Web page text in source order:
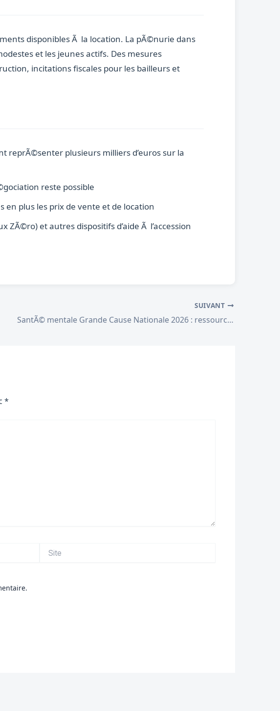
disponibles Ã la location. La pÃ©nurie dans
et les jeunes actifs. Des mesures
incitations fiscales pour les bailleurs et
reprÃ©senter plusieurs milliers d’euros sur la
reste possible
en plus les prix de vente et de location
ZÃ©ro) et autres dispositifs d’aide Ã l’accession
SUIVANT
SantÃ© mentale Grande Cause Nationale 2026 : ressources et conseils pour aller mieux
*